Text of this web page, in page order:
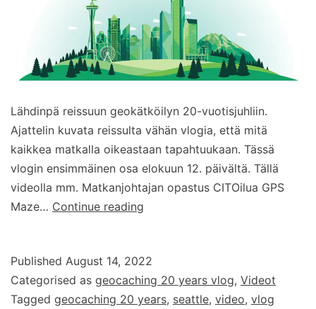
Lähdinpä reissuun geokätköilyn 20-vuotisjuhliin.
Ajattelin kuvata reissulta vähän vlogia, että mitä
kaikkea matkalla oikeastaan tapahtuukaan. Tässä
vlogin ensimmäinen osa elokuun 12. päivältä. Tällä
videolla mm. Matkanjohtajan opastus CITOilua GPS
Maze… Continue reading
–
vlog
–
Published August 14, 2022
Categorised as geocaching 20 years vlog, Videot
Tagged geocaching 20 years, seattle, video, vlog